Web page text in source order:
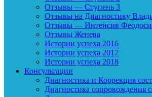
Отзывы — Ступень 3
Отзывы на Диагностику
Отзывы — Интенсив
Отзывы Женева
Истории успеха 2016
Истории успеха 2017
Истории успеха 2018
Консультации
Диагностика и Коррекция
Диагностика сопровождения